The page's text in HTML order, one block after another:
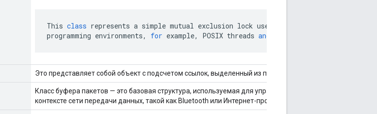
This class represents a simple mutual exclusion lock used
programming environments, for example, POSIX threads and
Это представляет собой объект с подсчетом ссылок, выделенный из пространства, содержащегося в
Класс буфера пакетов — это базовая структура, используемая для управления пакетами данных,
контексте сети передачи данных, такой как Bluetooth или Интернет-протокол.